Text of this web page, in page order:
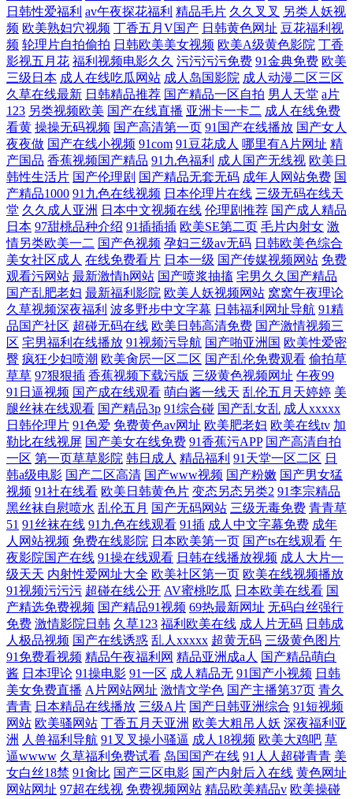
洲h网综合 五月花性视 韩国伪娘TS网站 新八哥电影网 国产精品民宅偷 日
韩新片在线观看网
日韩性爱福利 av午夜探花福利 精品毛片 久久叉叉 另类人妖视
频 欧美熟妇穴视频 丁香五月V国产 日韩黄色网址 豆花福利视
频 轮理片自拍偷拍 日韩欧美美女视频 欧美A级黄色影院 丁香
影视五月花 福利视频电影久久 污污污污免费 91金典免费 欧美
三级日本 成人在线吃瓜网站 成人岛国影院 成人动漫二区三区
久草在线最新 日韩精品推荐 国产精品一区自拍 男人天堂 a片
123 另类视频欧美 国产在线直播 亚洲卡一卡二 成人在线免费
看黄 操操无码视频 国产高清第一页 91国产在线播放 国产女人
夜夜做 国产在线小视频 91com 91豆花成人 哪里有A片网址 精
产国品 香蕉视频国产精品 91九色福利 成人国产无线视 欧美日
韩性生活片 国产伦理剧 国产精品无套无码 成年人网站免费 国
产精品1000 91九色在线视频 日本伦理片在线 三级无码在线天
堂 久久成人亚洲 日本中文视频在线 伦理剧推荐 国产成人精品
日本 97甜桃品种介绍 91插插插 欧美SE第二页 毛片内射女 激
情另类欧美一二 国产色视频 孕妇三级av无码 日韩欧美色综合
美女社区成人 在线免费看片 日本一级 国产传媒视频网站 免费
观看污网站 最新激情h网站 国产喷浆抽搐 宅男久久国产精品
国产乱肥老妇 最新福利影院 欧美人妖视频网站 窝窝午夜理论
久草视频深夜福利 波多野步中文字幕 日韩福利网址导航 91精
品国产社区 超碰无码在线 欧美日韩高清免费 国产激情视频三
区 宅男福利在线播放 91视频污导航 国产啪亚洲国 欧美性爱密
臀 疯狂少妇喷潮 欧美肏屄一区二区 国产乱伦免费观看 偷拍草
草草 97狠狠插 香蕉视频下载污版 三级黄色视频网址 午夜99
91日逼视频 国产成在线观看 萌白酱一线天 乱伦五月天婷婷 美
腿丝袜在线观看 国产精品3p 91综合碰 国产乱女乱 成人xxxxx
日韩伦理片 91色爱 免费黄色av网址 欧美肥老妇 欧美在线tv 加
勒比在线视屏 国产美女在线免费 91香蕉污APP 国产高清自拍
一区 第一页草草影院 韩日成人 精品福利 91天堂一区二区 日
韩a级电影 国产二区高清 国产www视频 国产粉嫩 国产男女猛
视频 91社在线看 欧美日韩黄色片 变态另态另类2 91李宗精品
黑丝袜自慰喷水 乱伦五月 国产无码网站 三级无毒免费 青青草
51 91丝袜在线 91九色在线观看 91插 成人中文字幕免费 成年
人网站视频 免费在线影院 日本欧美第一页 国产ts在线观看 午
夜影院国产在线 91操在线观看 日韩在线播放视频 成人大片一
级天天 内射性爱网址大全 欧美社区第一页 欧美在线视频播放
91视频污污污 超碰在线公开 AV蜜桃吃瓜 日本欧美在线看 国
产精选免费视频 国产精品91视频 69热最新网址 无码白丝强行
免费 激情影院日韩 久草123 福利欧美在线 成人片无码 日韩成
人极品视频 国产在线诱惑 乱人xxxxx 超黄无码 三级黄色图片
91免费看视频 精品午夜福利网 精品亚洲成a人 国产精品萌白
酱 日本理论 91操电影 91一区 成人精品无 91国产小视频 日韩
美女免费直播 A片网站网址 激情文学色 国产主播第37页 青久
青青 日本精品在线播放 三级A片 国产日韩亚洲综合 91短视频
网站 欧美骚网站 丁香五月天亚洲 欧美大粗吊人妖 深夜福利亚
洲 人兽福利导航 91叉叉操小骚逼 成人18视频 欧美大鸡吧 草
逼wwww 久草福利免费试看 岛国国产在线 91人人超碰青青 美
女白丝18禁 91肏比 国产三区电影 国产内射后入在线 黄色网址
网站网址 97超在线视 免费视频网站 精品欧美精品v 欧美操碰